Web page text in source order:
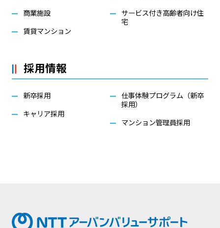
商業施設
賃貸マンション
サービス付き高齢者向け住
宅
採用情報
新卒採用
キャリア採用
仕事体験プログラム（新卒
採用）
マンション管理員採用